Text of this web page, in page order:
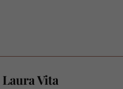
Vita